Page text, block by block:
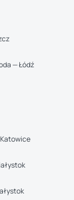
— Łódź